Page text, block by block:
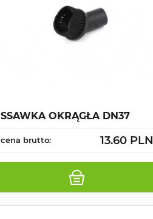
SSAWKA OKRĄGŁA DN37
cena brutto: 13.60 PLN